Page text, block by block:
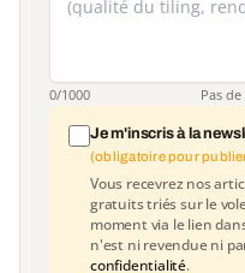
0/1000 Pas
Je m'inscris à la
(obligatoire pour
Vous recevrez nos
gratuits triés sur le
moment via le lien
n'est ni revendue ni
confidentialité.